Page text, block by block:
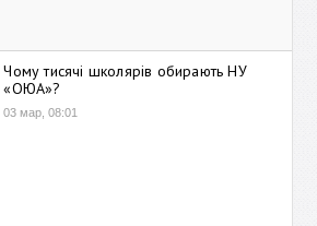
Чому тисячі школярів обирають НУ
«ОЮА»?
03 мар, 08:01